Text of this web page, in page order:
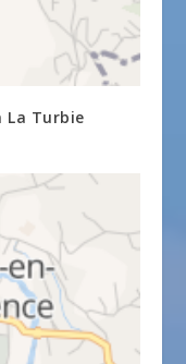
La Turbie